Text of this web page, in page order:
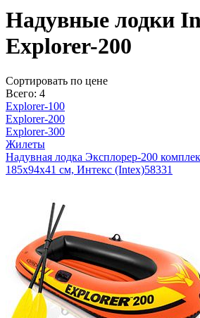
Надувные лодки
Explorer-200
Cортировать по цене
Всего: 4
Explorer-100
Explorer-200
Explorer-300
Жилеты
Надувная лодка Эксплорер-200
185х94х41 см, Интекс (Intex)58331